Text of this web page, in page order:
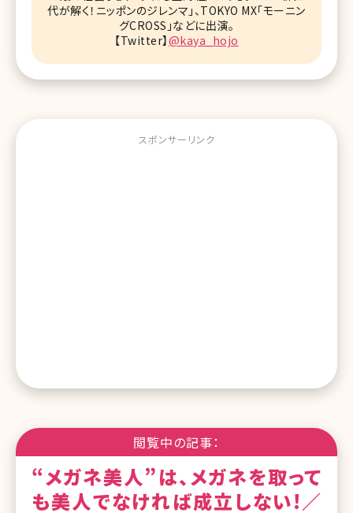
代が解く！ニッポンのジレンマ」、TOKYO MX「モーニン
グCROSS」などに出演。
【Twitter】@kaya_hojo
スポンサーリンク
閲覧中の記事：
“メガネ美人”は、メガネを取って
も美人でなければ成立しない!／